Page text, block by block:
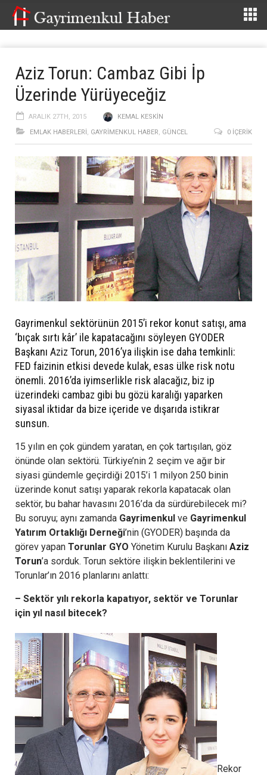
Aziz Torun: Cambaz Gibi İp
Üzerinde Yürüyeceğiz
ARALIK 27TH, 2015
KEMAL KESKIN
EMLAK HABERLERI, GAYRIMENKUL HABER, GÜNCEL 0 İÇERIK
Gayrimenkul sektörünün 2015’i rekor konut satışı, ama
‘bıçak sırtı kâr’ ile kapatacağını söyleyen GYODER
Başkanı Aziz Torun, 2016’ya ilişkin ise daha temkinli:
FED faizinin etkisi devede kulak, esas ülke risk notu
önemli. 2016’da iyimserlikle risk alacağız, biz ip
üzerindeki cambaz gibi bu gözü karalığı yaparken
siyasal iktidar da bize içeride ve dışarıda istikrar
sunsun.
15 yılın en çok gündem yaratan, en çok tartışılan, göz
önünde olan sektörü. Türkiye’nin 2 seçim ve ağır bir
siyasi gündemle geçirdiği 2015’i 1 milyon 250 binin
üzerinde konut satışı yaparak rekorla kapatacak olan
sektör, bu bahar havasını 2016’da da sürdürebilecek mi?
Bu soruyu; aynı zamanda Gayrimenkul ve Gayrimenkul
Yatırım Ortaklığı Derneği’nin (GYODER) başında da
görev yapan Torunlar GYO Yönetim Kurulu Başkanı Aziz
Torun’a sorduk. Torun sektöre ilişkin beklentilerini ve
Torunlar’ın 2016 planlarını anlattı:
– Sektör yılı rekorla kapatıyor, sektör ve Torunlar
için yıl nasıl bitecek?
Rekor